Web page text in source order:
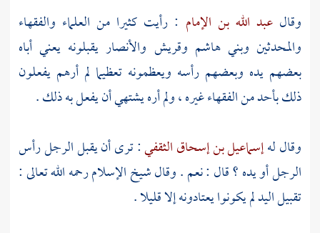
وقالعبد الله بن الإمام : رأيت كثيرا من العلماء والفقهاء
والمحدثين وبني هاشم وقريش والأنصار يقبلونه يعني أباه
بعضهم يده وبعضهم رأسه ويعظمونه تعظيما لم أرهم يفعلون
ذلك بأحد من الفقهاء غيره ، ولم أره يشتهي أن يفعل به ذلك .
وقال لهإسماعيل بن إسحاق الثقفي: ترى أن يقبل الرجل رأس
الرجل أو يده ؟ قال : نعم . وقالشيخ الإسلامرحمه الله تعالى :
تقبيل اليد لم يكونوا يعتادونه إلا قليلا .